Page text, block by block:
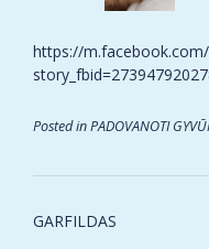
https://
Posted inPADOVANOTI
Post
GARFILDAS